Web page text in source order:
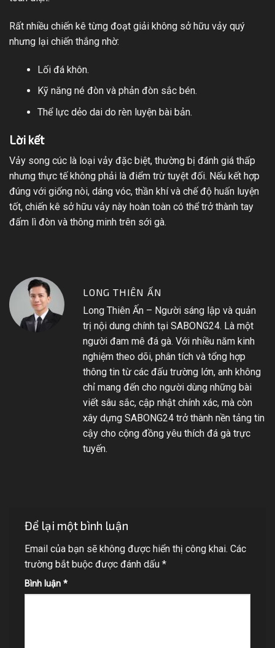
Rất nhiều chiến kê từng đoạt giải không sở hữu vảy quý
nhưng lại chiến thắng nhờ:
Lối đá khôn.
Kỹ năng né đòn và phản đòn sắc bén.
Thể lực dẻo dai do rèn luyện bài bản.
Lời kết
Vảy song cúc là loại vảy đặc biệt, thường bị đánh giá thấp
nhưng thực tế không phải là điểm trừ tuyệt đối. Nếu kết hợp
đúng với giống nòi, dáng vóc, thần khí và chế độ huấn luyện
tốt, chiến kê sở hữu vảy này hoàn toàn có thể trở thành tay
đấm lì đòn và thông minh trên sới gà.
LONG THIÊN ẤN
Long Thiên Ấn – Người sáng lập và quản
trị nội dung chính tại SABONG24. Là một
người đam mê đá gà. Với nhiều năm kinh
nghiệm theo dõi, phân tích và tổng hợp
thông tin từ các đấu trường lớn, anh không
chỉ mang đến cho người dùng những bài
viết sâu sắc, cập nhật chính xác, mà còn
xây dựng SABONG24 trở thành nền tảng tin
cậy cho cộng đồng yêu thích đá gà trực
tuyến.
Để lại một bình luận
Email của bạn sẽ không được hiển thị công khai. Các
trường bắt buộc được đánh dấu *
Bình luận *